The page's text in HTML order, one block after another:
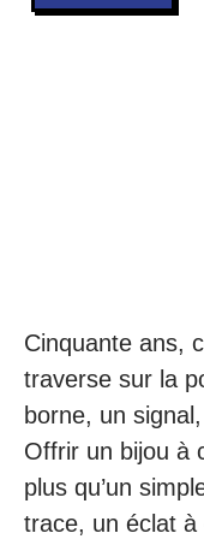
Cinquante ans,
traverse sur la
borne, un
Offrir un bijou à
plus qu’un
trace, un éclat à